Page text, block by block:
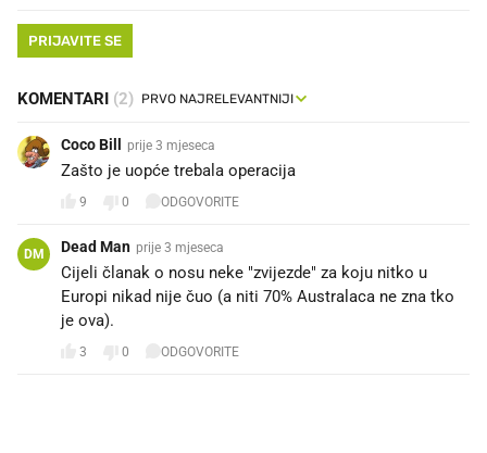
PRIJAVITE SE
KOMENTARI (2)
Coco Bill prije 3 mjeseca
Zašto je uopće trebala operacija
9 0 ODGOVORITE
DM Dead Man prije 3 mjeseca
Cijeli članak o nosu neke "zvijezde" za koju nitko u
Europi nikad nije čuo (a niti 70% Australaca ne zna tko
je ova).
3 0 ODGOVORITE